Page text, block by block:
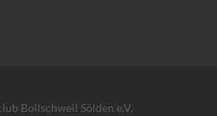
Bollschweil Sölden e.V.